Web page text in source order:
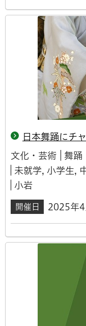
日本舞踊にチ
文化・芸術
舞踊
未就学, 小学生,
小岩
開催日 2025年